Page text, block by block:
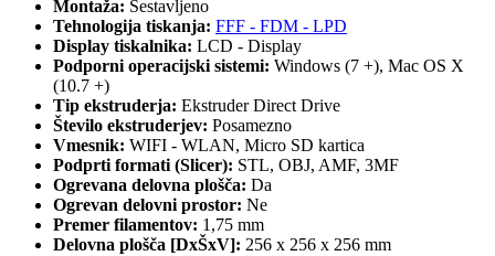
Montaža: Sestavljeno
Tehnologija tiskanja: FFF - FDM - LPD
Display tiskalnika: LCD - Display
Podporni operacijski sistemi: Windows (7 +), Mac OS X
(10.7 +)
Tip ekstruderja: Ekstruder Direct Drive
Število ekstruderjev: Posamezno
Vmesnik: WIFI - WLAN, Micro SD kartica
Podprti formati (Slicer): STL, OBJ, AMF, 3MF
Ogrevana delovna plošča: Da
Ogrevan delovni prostor: Ne
Premer filamentov: 1,75 mm
Delovna plošča [DxŠxV]: 256 x 256 x 256 mm